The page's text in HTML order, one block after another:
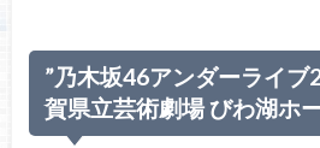
”乃木坂46アンダーライブ
賀県立芸術劇場 びわ湖ホ